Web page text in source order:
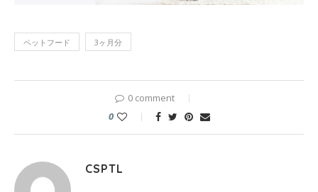
ペットフード 3ヶ月分
0 comment
0
CSPTL